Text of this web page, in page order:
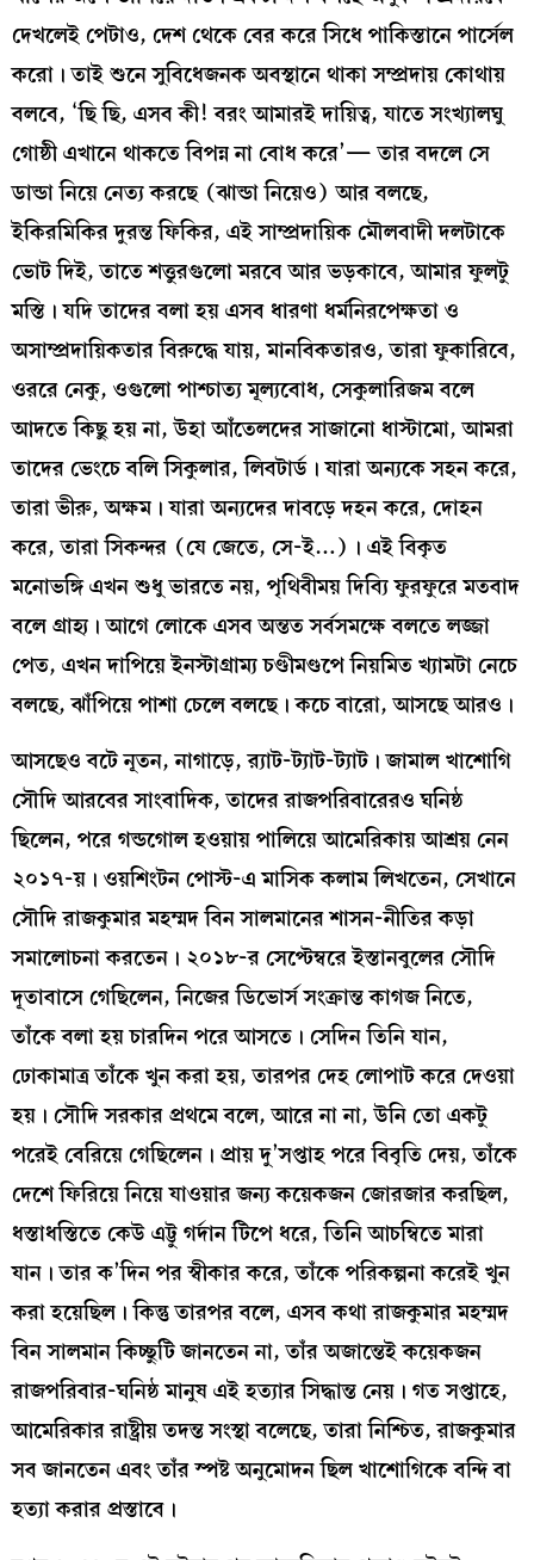
দেখলেই পেটাও, দেশ থেকে বের করে সিধে পাকিস্তানে পার্সেল
করো। তাই শুনে সুবিধেজনক অবস্থানে থাকা সম্প্রদায় কোথায়
বলবে, ‘ছি ছি, এসব কী! বরং আমারই দায়িত্ব, যাতে সংখ্যালঘু
গোষ্ঠী এখানে থাকতে বিপন্ন না বোধ করে’— তার বদলে সে
ডান্ডা নিয়ে নেত্য করছে (ঝান্ডা নিয়েও) আর বলছে,
ইকিরমিকির দুরন্ত ফিকির, এই সাম্প্রদায়িক মৌলবাদী দলটাকে
ভোট দিই, তাতে শত্তুরগুলো মরবে আর ভড়কাবে, আমার ফুলটু
মস্তি। যদি তাদের বলা হয় এসব ধারণা ধর্মনিরপেক্ষতা ও
অসাম্প্রদায়িকতার বিরুদ্ধে যায়, মানবিকতারও, তারা ফুকারিবে,
ওররে নেকু, ওগুলো পাশ্চাত্য মূল্যবোধ, সেকুলারিজম বলে
আদতে কিছু হয় না, উহা আঁতেলদের সাজানো ধাস্টামো, আমরা
তাদের ভেংচে বলি সিকুলার, লিবটার্ড। যারা অন্যকে সহন করে,
তারা ভীরু, অক্ষম। যারা অন্যদের দাবড়ে দহন করে, দোহন
করে, তারা সিকন্দর (যে জেতে, সে-ই…)। এই বিকৃত
মনোভঙ্গি এখন শুধু ভারতে নয়, পৃথিবীময় দিব্যি ফুরফুরে মতবাদ
বলে গ্রাহ্য। আগে লোকে এসব অন্তত সর্বসমক্ষে বলতে লজ্জা
পেত, এখন দাপিয়ে ইনস্টাগ্রাম্য চণ্ডীমণ্ডপে নিয়মিত খ্যামটা নেচে
বলছে, ঝাঁপিয়ে পাশা চেলে বলছে। কচে বারো, আসছে আরও।
আসছেও বটে নূতন, নাগাড়ে, র‍্যাট-ট্যাট-ট্যাট। জামাল খাশোগি
সৌদি আরবের সাংবাদিক, তাদের রাজপরিবারেরও ঘনিষ্ঠ
ছিলেন, পরে গন্ডগোল হওয়ায় পালিয়ে আমেরিকায় আশ্রয় নেন
২০১৭-য়। ওয়শিংটন পোস্ট-এ মাসিক কলাম লিখতেন, সেখানে
সৌদি রাজকুমার মহম্মদ বিন সালমানের শাসন-নীতির কড়া
সমালোচনা করতেন। ২০১৮-র সেপ্টেম্বরে ইস্তানবুলের সৌদি
দূতাবাসে গেছিলেন, নিজের ডিভোর্স সংক্রান্ত কাগজ নিতে,
তাঁকে বলা হয় চারদিন পরে আসতে। সেদিন তিনি যান,
ঢোকামাত্র তাঁকে খুন করা হয়, তারপর দেহ লোপাট করে দেওয়া
হয়। সৌদি সরকার প্রথমে বলে, আরে না না, উনি তো একটু
পরেই বেরিয়ে গেছিলেন। প্রায় দু’সপ্তাহ পরে বিবৃতি দেয়, তাঁকে
দেশে ফিরিয়ে নিয়ে যাওয়ার জন্য কয়েকজন জোরজার করছিল,
ধস্তাধস্তিতে কেউ এট্টু গর্দান টিপে ধরে, তিনি আচম্বিতে মারা
যান। তার ক’দিন পর স্বীকার করে, তাঁকে পরিকল্পনা করেই খুন
করা হয়েছিল। কিন্তু তারপর বলে, এসব কথা রাজকুমার মহম্মদ
বিন সালমান কিচ্ছুটি জানতেন না, তাঁর অজান্তেই কয়েকজন
রাজপরিবার-ঘনিষ্ঠ মানুষ এই হত্যার সিদ্ধান্ত নেয়। গত সপ্তাহে,
আমেরিকার রাষ্ট্রীয় তদন্ত সংস্থা বলেছে, তারা নিশ্চিত, রাজকুমার
সব জানতেন এবং তাঁর স্পষ্ট অনুমোদন ছিল খাশোগিকে বন্দি বা
হত্যা করার প্রস্তাবে।